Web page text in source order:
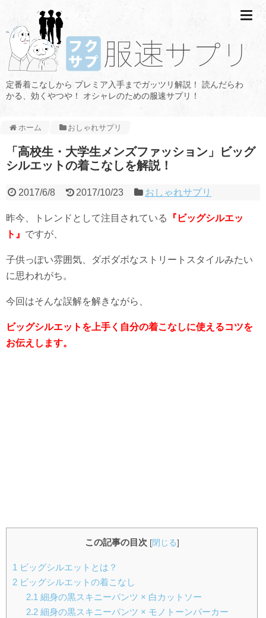
定番着こなしから プレミア入手までガッツリ解説！ 読んだらわ
かる、効くやつや！ オシャレのための服速サプリ！
ホーム おしゃれサプリ
「高校生・大学生メンズファッション」ビッグ
シルエットの着こなしを解説！
2017/6/8 2017/10/23 おしゃれサプリ
昨今、トレンドとして注目されている
『ビッグシルエッ
ト』 ですが、
子供っぽい雰囲気、ダボダボなストリートスタイルみたい
に思われがち。
今回はそんな誤解を解きながら、
ビッグシルエットを上手く自分の着こなしに使えるコツを
お伝えします。
この記事の目次 [閉じる]
1 ビッグシルエットとは？
2 ビッグシルエットの着こなし
2.1 細身の黒スキニーパンツ × 白カットソー
2.2細身の黒スキニーパンツ × モノトーンパーカー